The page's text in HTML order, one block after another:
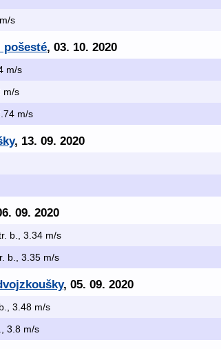
s
pošesté, 03. 10. 2020
m/s
m/s
m/s
, 13. 09. 2020
09. 2020
b., 3.34 m/s
b., 3.35 m/s
, 05. 09. 2020
3.48 m/s
3.8 m/s